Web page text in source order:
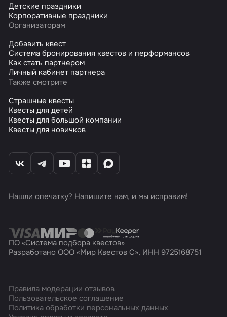
Детские праздники
Корпоративные праздники
Организаторам
Добавить квест
Система бронирования квестов и перформансов
Как стать партнером
Личный кабинет партнера
Также смотрите
Страшные квесты
Квесты для детей
Квесты для большой компании
Квесты для новичков
Нашли опечатку? Напишите нам, и мы исправим!
ПО «Система подбора квестов»
Разработано ООО «Мир Квестов С», ИНН 9725168751
Правила модерации отзывов
Пользовательское соглашение
Политика обработки персональных данных